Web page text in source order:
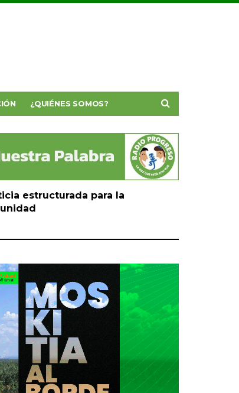
¿QUIÉNES SOMOS?
estructurada para la